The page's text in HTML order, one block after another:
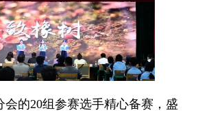
会的20组参赛选手精心备赛，盛